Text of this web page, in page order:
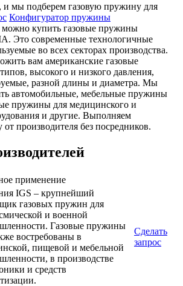
и мы подберем газовую пружину для
Конфигуратор пружины
купить газовые пружины
Это современные технологичные
во всех секторах производства.
вам американские газовые
высокого и низкого давления,
разной длины и диаметра. Мы
автомобильные, мебельные пружины
пружины для медицинского и
и другие. Выполняем
производителя без посредников.
применение
IGS – крупнейший
газовых пружин для
и военной
Газовые пружины
востребованы в
пищевой и мебельной
в производстве
и средств
Сделать
запрос